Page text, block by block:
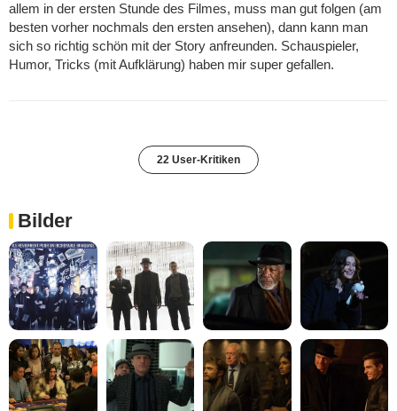
allem in der ersten Stunde des Filmes, muss man gut folgen (am
besten vorher nochmals den ersten ansehen), dann kann man
sich so richtig schön mit der Story anfreunden. Schauspieler,
Humor, Tricks (mit Aufklärung) haben mir super gefallen.
22 User-Kritiken
Bilder